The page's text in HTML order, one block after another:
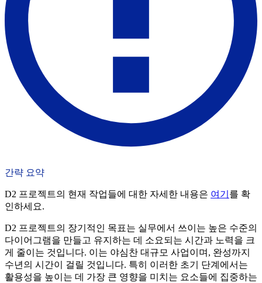
간략 요약
D2 프로젝트의 현재 작업들에 대한 자세한 내용은 여기 를 확
인하세요.
D2 프로젝트의 장기적인 목표는 실무에서 쓰이는 높은 수준의
다이어그램을 만들고 유지하는 데 소요되는 시간과 노력을 크
게 줄이는 것입니다. 이는 야심찬 대규모 사업이며, 완성까지
수년의 시간이 걸릴 것입니다. 특히 이러한 초기 단계에서는
활용성을 높이는 데 가장 큰 영향을 미치는 요소들에 집중하는